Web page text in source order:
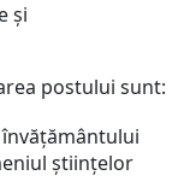
şi
postului sunt:
ştiinţelor